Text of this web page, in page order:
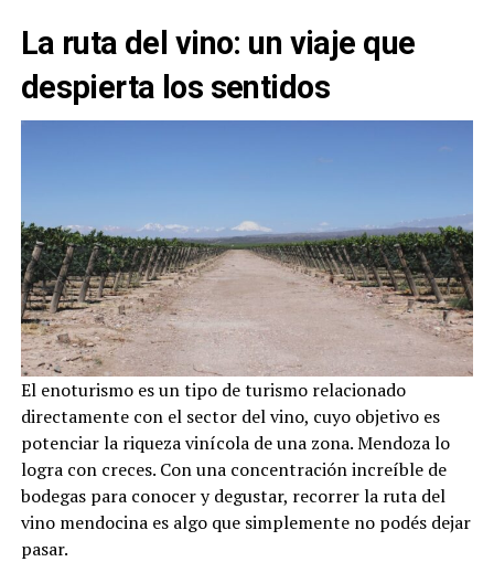
La ruta del vino: un viaje que
despierta los sentidos
El enoturismo es un tipo de turismo relacionado
directamente con el sector del vino, cuyo objetivo es
potenciar la riqueza vinícola de una zona. Mendoza lo
logra con creces. Con una concentración increíble de
bodegas para conocer y degustar, recorrer la ruta del
vino mendocina es algo que simplemente no podés dejar
pasar.